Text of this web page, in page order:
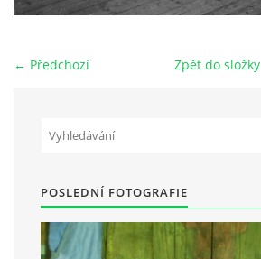
MÍSTO PRO VAŠE VZKAZY!!
DOKUMENTY OVJK
← Předchozí Zpět do složky
POSLEDNÍ FOTOGRAFIE